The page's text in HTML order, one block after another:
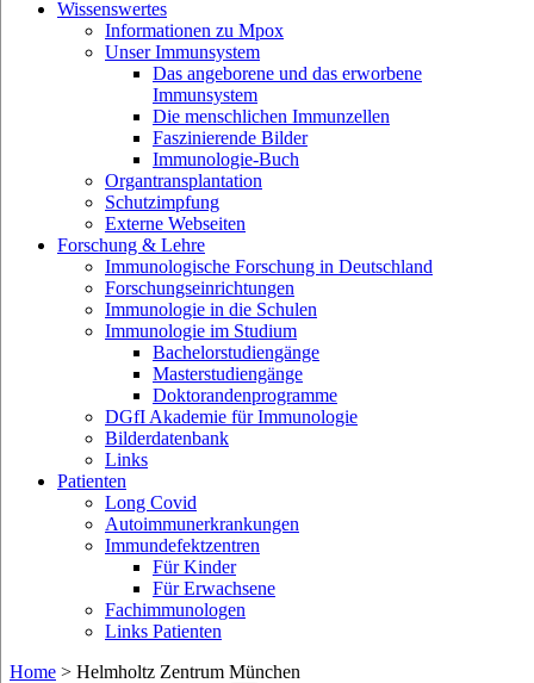
Wissenswertes
Informationen zu Mpox
Unser Immunsystem
Das angeborene und das erworbene
Immunsystem
Die menschlichen Immunzellen
Faszinierende Bilder
Immunologie-Buch
Organtransplantation
Schutzimpfung
Externe Webseiten
Forschung & Lehre
Immunologische Forschung in Deutschland
Forschungseinrichtungen
Immunologie in die Schulen
Immunologie im Studium
Bachelorstudiengänge
Masterstudiengänge
Doktorandenprogramme
DGfI Akademie für Immunologie
Bilderdatenbank
Links
Patienten
Long Covid
Autoimmunerkrankungen
Immundefektzentren
Für Kinder
Für Erwachsene
Fachimmunologen
Links Patienten
Home > Helmholtz Zentrum München